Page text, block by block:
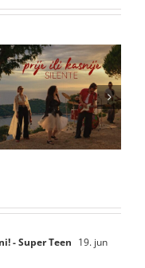
Silente objavio novi
singl “Prije ili kasnije”
- Super Teen 19. jun